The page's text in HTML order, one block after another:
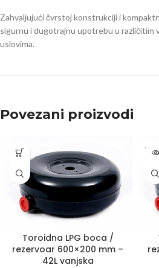
Zahvaljujući čvrstoj konstrukciji i
sigurnu i dugotrajnu upotrebu u različitim
uslovima.
Povezani proizvodi
Toroidna LPG boca /
rezervoar 600×200 mm –
42L vanjska
SOLD
OUT